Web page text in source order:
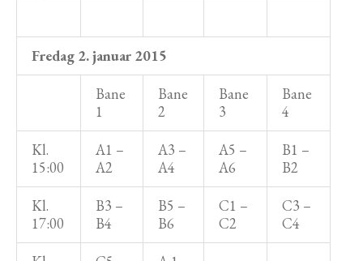
Fredag 2. januar 2015
Bane
1
Bane
2
Bane
3
Bane
4
Kl.
15:00
A1 –
A2
A3 –
A4
A5 –
A6
B1 –
B2
Kl.
17:00
B3 –
B4
B5 –
B6
C1 –
C2
C3 –
C4